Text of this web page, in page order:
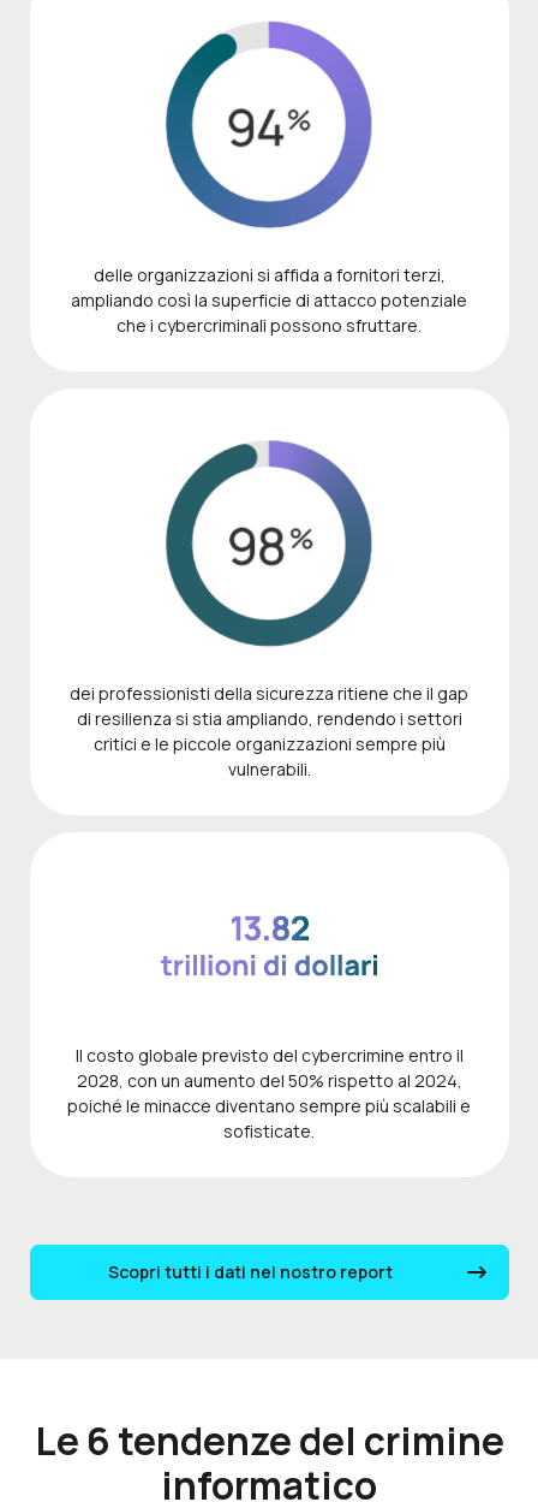
delle organizzazioni si affida a fornitori terzi,
ampliando così la superficie di attacco potenziale
che i cybercriminali possono sfruttare.
dei professionisti della sicurezza ritiene che il gap
di resilienza si stia ampliando, rendendo i settori
critici e le piccole organizzazioni sempre più
vulnerabili.
Il costo globale previsto del cybercrimine entro il
2028, con un aumento del 50% rispetto al 2024,
poiché le minacce diventano sempre più scalabili e
sofisticate.
Scopri tutti i dati nel nostro report
Le 6 tendenze del crimine
informatico